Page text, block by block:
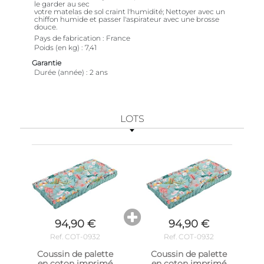
le garder au sec
votre matelas de sol craint l'humidité; Nettoyer avec un
chiffon humide et passer l'aspirateur avec une brosse
douce.
Pays de fabrication
France
Poids (en kg)
7,41
Garantie
Durée (année)
2 ans
LOTS
94,90 €
Ref. COT-0932
Coussin de palette
94,90 €
Ref. COT-0932
Coussin de palette